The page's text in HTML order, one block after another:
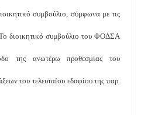
συμβούλιο, σύμφωνα με τις
διοικητικό συμβούλιο του ΦΟΔΣΑ
της ανωτέρω προθεσμίας του
του τελευταίου εδαφίου της παρ.